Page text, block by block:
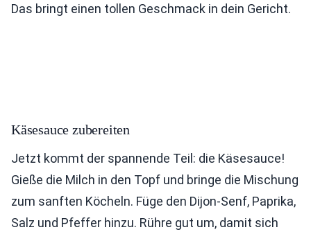
Das bringt einen tollen Geschmack in dein Gericht.
Käsesauce zubereiten
Jetzt kommt der spannende Teil: die Käsesauce!
Gieße die Milch in den Topf und bringe die Mischung
zum sanften Köcheln. Füge den Dijon-Senf, Paprika,
Salz und Pfeffer hinzu. Rühre gut um, damit sich